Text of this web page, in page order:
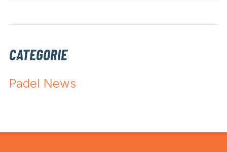
CATEGORIE
Padel News